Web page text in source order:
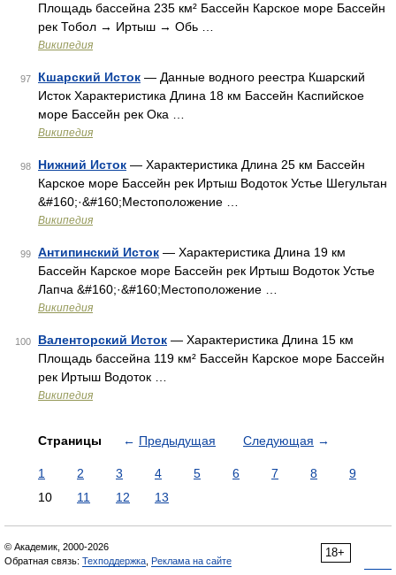
Площадь бассейна 235 км² Бассейн Карское море Бассейн
рек Тобол → Иртыш → Обь …
Википедия
97 Кшарский Исток — Данные водного реестра Кшарский
Исток Характеристика Длина 18 км Бассейн Каспийское
море Бассейн рек Ока …
Википедия
98 Нижний Исток — Характеристика Длина 25 км Бассейн
Карское море Бассейн рек Иртыш Водоток Устье Шегультан
&#160;·&#160;Местоположение …
Википедия
99 Антипинский Исток — Характеристика Длина 19 км
Бассейн Карское море Бассейн рек Иртыш Водоток Устье
Лапча &#160;·&#160;Местоположение …
Википедия
100 Валенторский Исток — Характеристика Длина 15 км
Площадь бассейна 119 км² Бассейн Карское море Бассейн
рек Иртыш Водоток …
Википедия
Страницы ← Предыдущая Следующая →
1 2 3 4 5 6 7 8
9
10
11 12 13
18+
© Академик, 2000-2026
Обратная связь: Техподдержка Реклама на сайте